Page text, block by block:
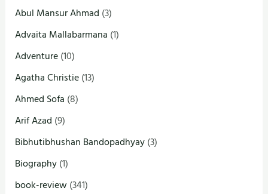
Abul Mansur Ahmad (3)
Advaita Mallabarmana (1)
Adventure(10)
Agatha Christie(13)
Ahmed Sofa (8)
Arif Azad (9)
Bibhutibhushan Bandopadhyay(3)
Biography(1)
book-review(341)